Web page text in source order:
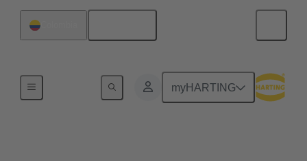
myHARTING
Nuestra responsabilidad